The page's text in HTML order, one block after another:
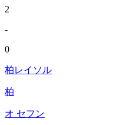
2
-
0
柏レイソル
柏
オ セフン